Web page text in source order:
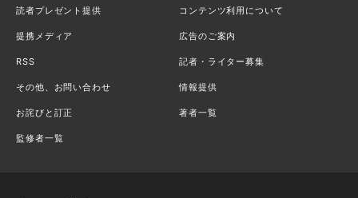
読者プレゼント提供 コンテンツ利用について
提携メディア 広告のご案内
RSS 記者・ライター募集
その他、お問い合わせ 情報提供
お詫びと訂正 著者一覧
監修者一覧